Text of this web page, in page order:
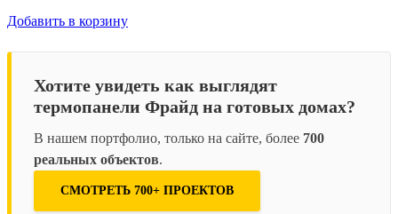
Добавить в корзину
Хотите увидеть как выглядят
термопанели Фрайд на готовых домах?
В нашем портфолио, только на сайте, более 700
реальных объектов.
СМОТРЕТЬ 700+ ПРОЕКТОВ